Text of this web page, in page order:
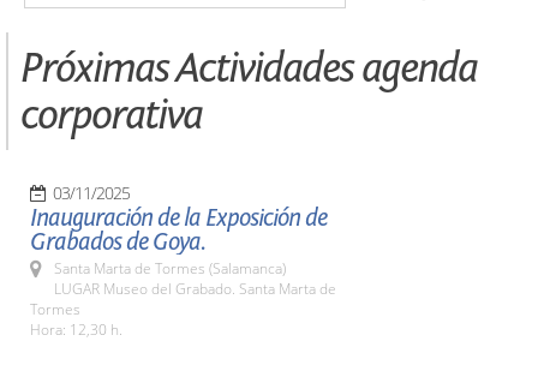
Próximas Actividades agenda
corporativa
03/11/2025
Inauguración de la Exposición de
Grabados de Goya.
Santa Marta de Tormes (Salamanca)
LUGAR Museo del Grabado. Santa Marta de
Tormes
Hora: 12,30 h.